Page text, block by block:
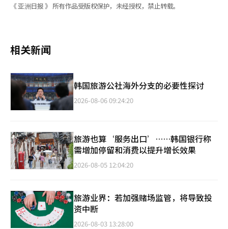
《 亚洲日报 》 所有作品受版权保护，未经授权，禁止转载。
相关新闻
韩国旅游公社海外分支的必要性探讨
2026-08-06 09:24:20
旅游也算‘服务出口’……韩国银行称
需增加停留和消费以提升增长效果
2026-08-05 12:04:20
旅游业界：若加强赌场监管，将导致投
资中断
2026-08-03 13:28:00